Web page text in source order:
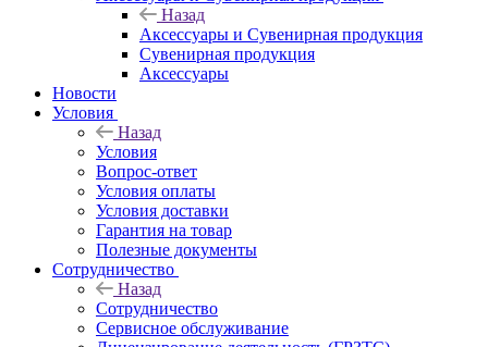
Назад
Аксессуары и Сувенирная продукция
Сувенирная продукция
Аксессуары
Новости
Условия
Назад
Условия
Вопрос-ответ
Условия оплаты
Условия доставки
Гарантия на товар
Полезные документы
Сотрудничество
Назад
Сотрудничество
Сервисное обслуживание